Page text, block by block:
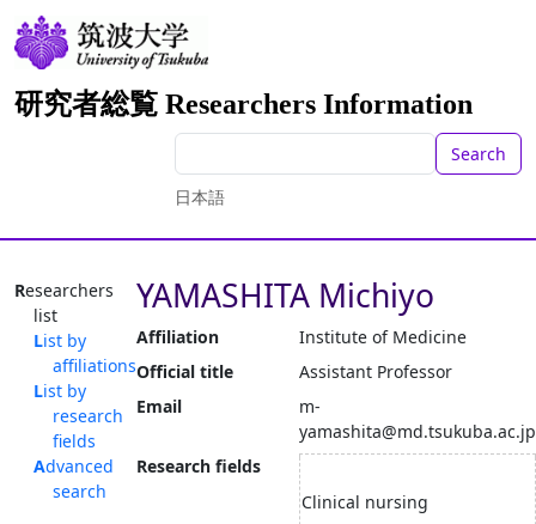
研究者総覧 Researchers Information
Search
日本語
Researchers
list
List by
affiliations
List by
research
fields
Advanced
search
YAMASHITA Michiyo
Affiliation
Institute of Medicine
Official title
Assistant Professor
Email
m-
yamashita@md.tsukuba.ac.jp
Research fields
Clinical nursing